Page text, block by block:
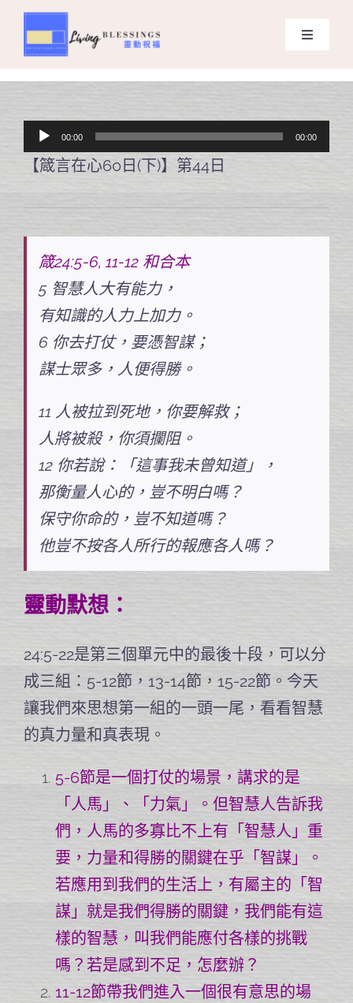
Skip
Toggle
關於我們
Search
訊
放
器
00:00 00:00
【箴言在心60日(下)】第44日
箴24:5-6, 11-12 和合本
5 智慧人大有能力，
有知識的人力上加力。
6 你去打仗，要憑智謀；
謀士眾多，人便得勝。
11 人被拉到死地，你要解救；
人將被殺，你須攔阻。
12 你若說：「這事我未曾知道」，
那衡量人心的，豈不明白嗎？
保守你命的，豈不知道嗎？
他豈不按各人所行的報應各人嗎？
靈動默想：
24:5-22是第三個單元中的最後十段，可以分
成三組：5-12節，13-14節，15-22節。今天
讓我們來思想第一組的一頭一尾，看看智慧
的真力量和真表現。
5-6節是一個打仗的場景，講求的是
「人馬」、「力氣」。但智慧人告訴我
們，人馬的多寡比不上有「智慧人」重
要，力量和得勝的關鍵在乎「智謀」。
若應用到我們的生活上，有屬主的「智
謀」就是我們得勝的關鍵，我們能有這
樣的智慧，叫我們能應付各樣的挑戰
嗎？若是感到不足，怎麼辦？
11-12節帶我們進入一個很有意思的場